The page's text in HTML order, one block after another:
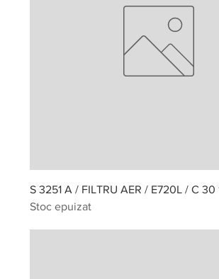
S 3251 A / FILTRU AER / E720L / C 30
Stoc epuizat